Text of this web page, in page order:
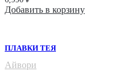
Добавить в корзину
ПЛАВКИ ТЕЯ
Айвори